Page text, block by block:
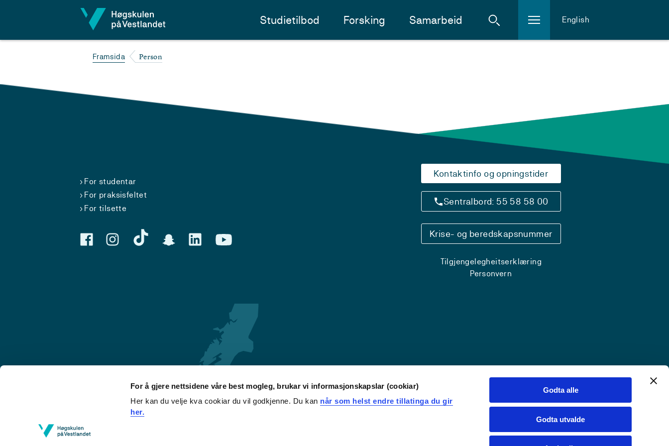
For å gjere nettsidene våre best mogleg, brukar vi informasjonskapslar (cookiar)
Her kan du velje kva cookiar du vil godkjenne. Du kan når som helst endre tillatinga du gir
her.
Godta alle
Godta utvalde
Studietilbod Forsking Samarbeid English
Framsida Person
For studentar
For praksisfeltet
For tilsette
Kontaktinfo og opningstider
Sentralbord: 55 58 58 00
Krise- og beredskapsnummer
Tilgjengelegheitserklæring
Personvern